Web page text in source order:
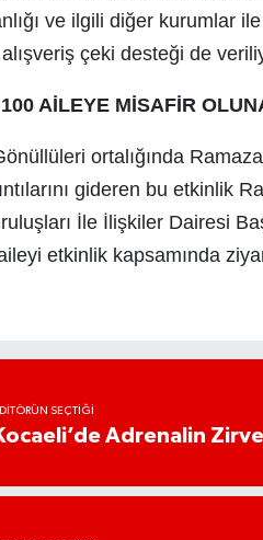
ve ilgili diğer kurumlar
çeki desteği de
AİLEYE MİSAFİR
ortalığında
gideren bu etkinlik
İle İlişkiler Dairesi
etkinlik kapsamında
SEÇTIĞI
Adrenalin